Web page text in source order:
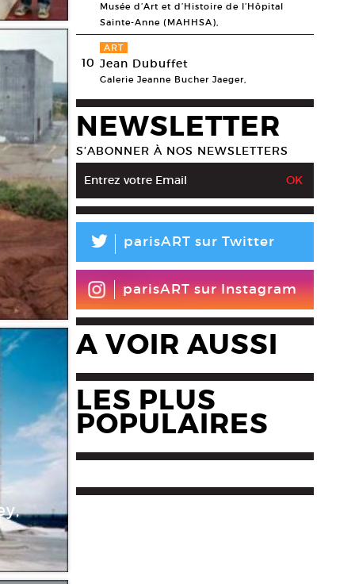
Musée d’Art et d’Histoire de l’Hôpital
Sainte-Anne (MAHHSA),
10
ART
Jean Dubuffet
Galerie Jeanne Bucher Jaeger,
NEWSLETTER
S’ABONNER À NOS NEWSLETTERS
L parisART sur Twitter
parisART sur Instagram
A VOIR AUSSI
LES PLUS
POPULAIRES